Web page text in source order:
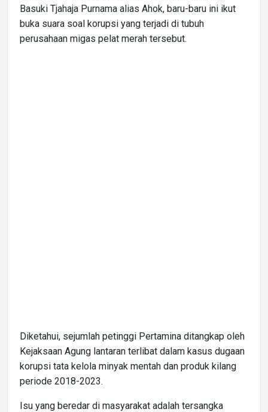
Basuki Tjahaja Purnama alias Ahok, baru-baru ini ikut
buka suara soal korupsi yang terjadi di tubuh
perusahaan migas pelat merah tersebut.
Diketahui, sejumlah petinggi Pertamina ditangkap oleh
Kejaksaan Agung lantaran terlibat dalam kasus dugaan
korupsi tata kelola minyak mentah dan produk kilang
periode 2018-2023.
Isu yang beredar di masyarakat adalah tersangka